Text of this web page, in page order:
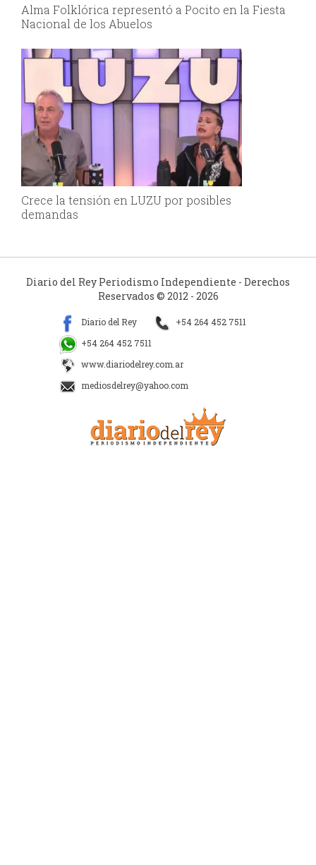
Alma Folklórica representó a Pocito en la Fiesta
Nacional de los Abuelos
Crece la tensión en LUZU por posibles
demandas
Diario del Rey Periodismo Independiente - Derechos
Reservados © 2012 - 2026
Diario del Rey
+54 264 452 7511
+54 264 452 7511
www.diariodelrey.com.ar
mediosdelrey@yahoo.com